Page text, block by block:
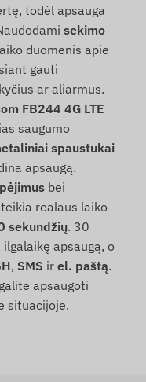
todėl apsauga
sekimo
duomenis apie
gauti
ar aliarmus.
FB244 4G LTE
saugumo
spaustukai
apsaugą.
bei
realaus laiko
sekundžių. 30
apsaugą, o
, SMS ir el. paštą.
apsaugoti
situacijoje.